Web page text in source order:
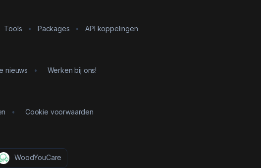
Tools • Packages • API koppelingen
nieuws • Werken bij ons!
• Cookie voorwaarden
WoodYouCare